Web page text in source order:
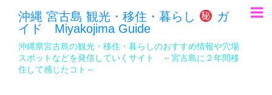
沖縄 宮古島 観光・移住・暮らし
ガ
イド Miyakojima Guide
沖縄県宮古島の観光・移住・暮らしのおすすめ情報や穴場
スポットなどを発信していくサイト ～宮古島に２年間移
住して感じたコト～